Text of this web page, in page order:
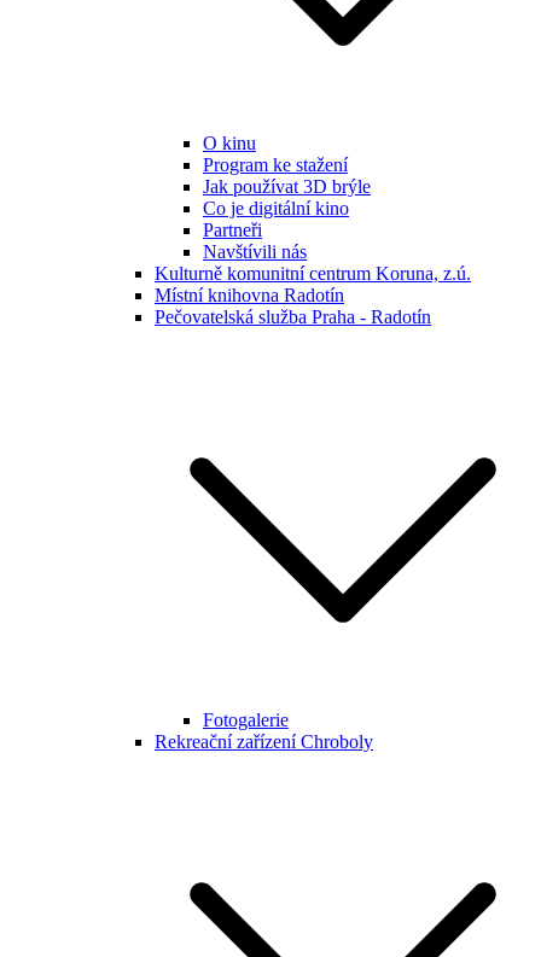
O kinu
Program ke stažení
Jak používat 3D brýle
Co je digitální kino
Partneři
Navštívili nás
Kulturně komunitní centrum Koruna, z.ú.
Místní knihovna Radotín
Pečovatelská služba Praha - Radotín
Fotogalerie
Rekreační zařízení Chroboly